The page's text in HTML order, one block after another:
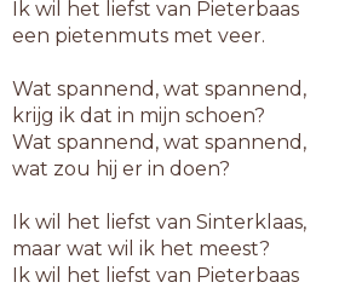
Ik wil het liefst van Pieterbaas
een pietenmuts met veer.
Wat spannend, wat spannend,
krijg ik dat in mijn schoen?
Wat spannend, wat spannend,
wat zou hij er in doen?
Ik wil het liefst van Sinterklaas,
maar wat wil ik het meest?
Ik wil het liefst van Pieterbaas